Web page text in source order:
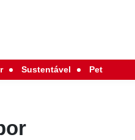
Sustentável Pet